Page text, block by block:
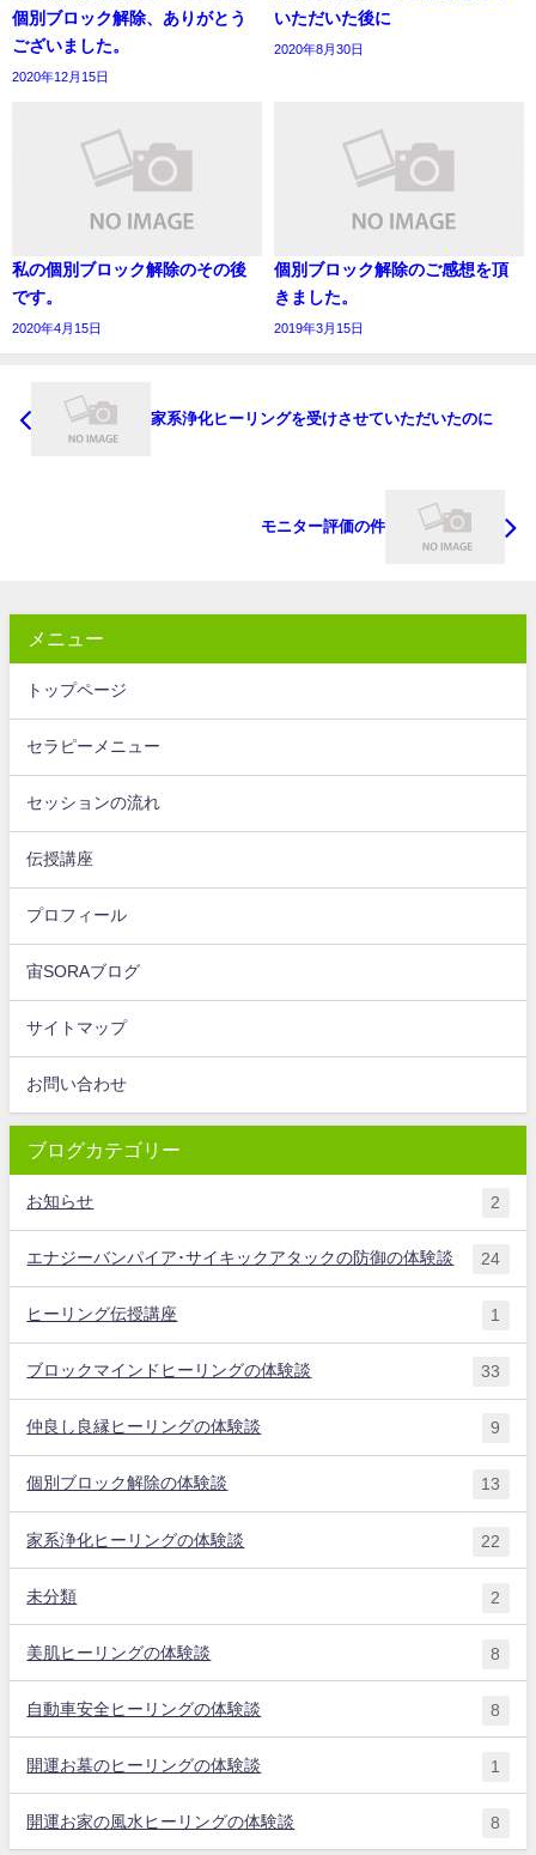
個別ブロック解除、ありがとう
ございました。
2020年12月15日
いただいた後に
2020年8月30日
私の個別ブロック解除のその後
です。
2020年4月15日
個別ブロック解除のご感想を頂
きました。
2019年3月15日
家系浄化ヒーリングを受けさせていただいたのに
モニター評価の件
メニュー
トップページ
セラピーメニュー
セッションの流れ
伝授講座
プロフィール
宙SORAブログ
サイトマップ
お問い合わせ
ブログカテゴリー
お知らせ 2
エナジーバンパイア･サイキックアタックの防御の体験談 24
ヒーリング伝授講座 1
ブロックマインドヒーリングの体験談 33
仲良し良縁ヒーリングの体験談 9
個別ブロック解除の体験談 13
家系浄化ヒーリングの体験談 22
未分類 2
美肌ヒーリングの体験談 8
自動車安全ヒーリングの体験談 8
開運お墓のヒーリングの体験談 1
開運お家の風水ヒーリングの体験談 8